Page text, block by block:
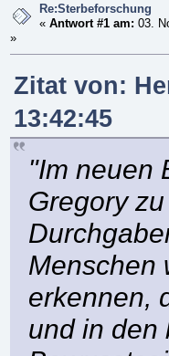
Re:Sterbeforschung
«Antwort #1 am: 03.
»
Zitat von:
13:42:45
"Im neuen
Gregory
Menschen
erkennen,
und in den